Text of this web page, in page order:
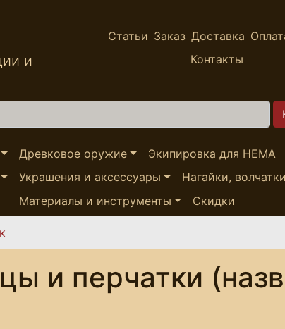
и
Статьи Заказ Доставка
Контакты
Древковое оружие Экипировка для HEMA
Украшения и аксессуары Нагайки, волчатки
Материалы и инструменты
Скидки
и перчатки